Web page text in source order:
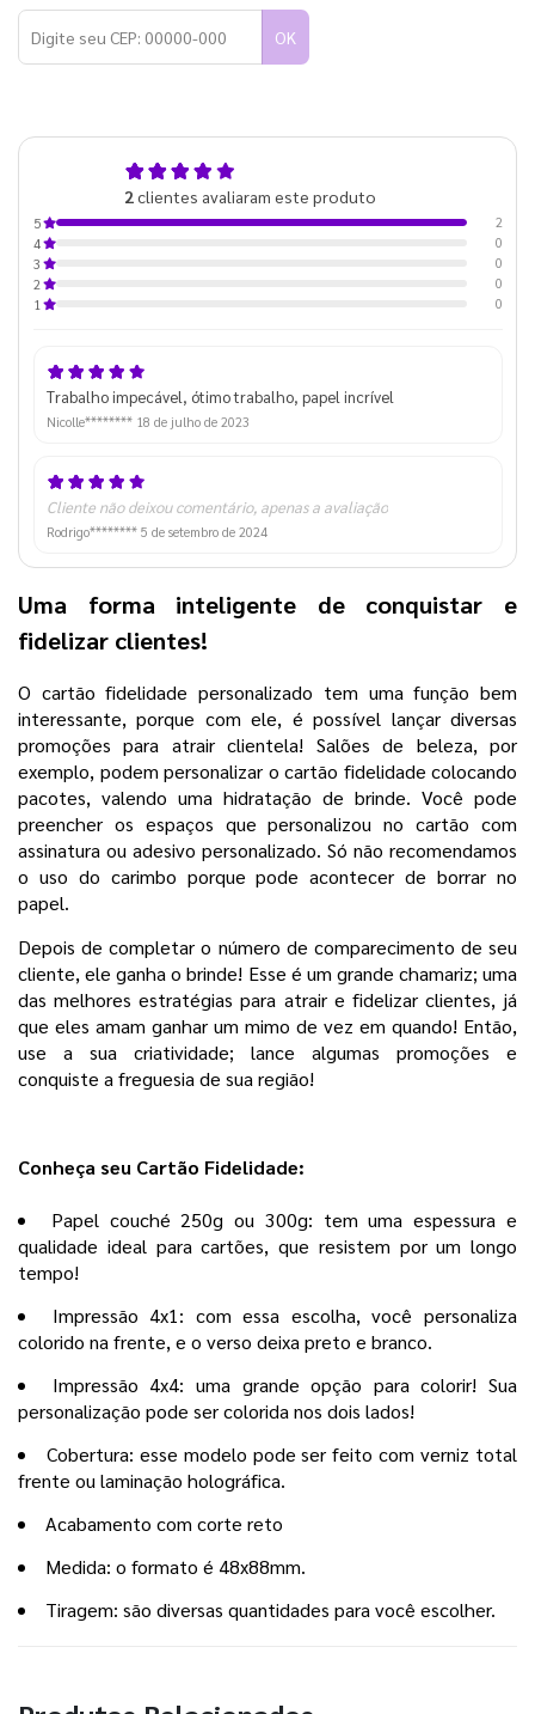
OK
2clientes avaliaram este produto
5
2
4
0
3
0
2
0
1
0
Trabalho impecável, ótimo trabalho, papel incrível
Nicolle******** 18 de julho de 2023
Cliente não deixou comentário, apenas a avaliação
Rodrigo******** 5 de setembro de 2024
Uma forma inteligente de conquistar e
fidelizar clientes!
O cartão fidelidade personalizado tem uma função bem
interessante, porque com ele, é possível lançar diversas
promoções para atrair clientela! Salões de beleza, por
exemplo, podem personalizar o cartão fidelidade colocando
pacotes, valendo uma hidratação de brinde. Você pode
preencher os espaços que personalizou no cartão com
assinatura ou adesivo personalizado. Só não recomendamos
o uso do carimbo porque pode acontecer de borrar no
papel.
Depois de completar o número de comparecimento de seu
cliente, ele ganha o brinde! Esse é um grande chamariz; uma
das melhores estratégias para atrair e fidelizar clientes, já
que eles amam ganhar um mimo de vez em quando! Então,
use a sua criatividade; lance algumas promoções e
conquiste a freguesia de sua região!
Conheça seu Cartão Fidelidade:
Papel couché 250g ou 300g: tem uma espessura e
qualidade ideal para cartões, que resistem por um longo
tempo!
Impressão 4x1: com essa escolha, você personaliza
colorido na frente, e o verso deixa preto e branco.
Impressão 4x4: uma grande opção para colorir! Sua
personalização pode ser colorida nos dois lados!
Cobertura: esse modelo pode ser feito com verniz total
frente ou laminação holográfica.
Acabamento com corte reto
Medida: o formato é 48x88mm.
Tiragem: são diversas quantidades para você escolher.